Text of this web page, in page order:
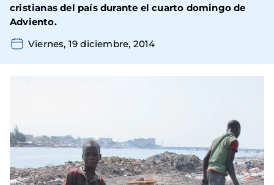
cristianas del país durante el cuarto domingo de
Adviento.
Viernes, 19 diciembre, 2014